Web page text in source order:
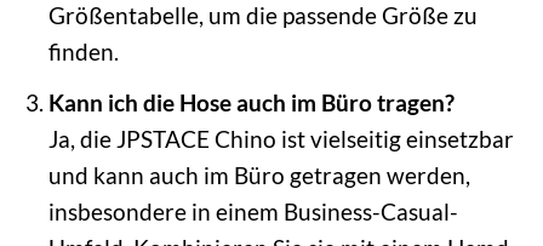
Größentabelle, um die passende Größe zu
finden.
Kann ich die Hose auch im Büro tragen?
Ja, die JPSTACE Chino ist vielseitig einsetzbar
und kann auch im Büro getragen werden,
insbesondere in einem Business-Casual-